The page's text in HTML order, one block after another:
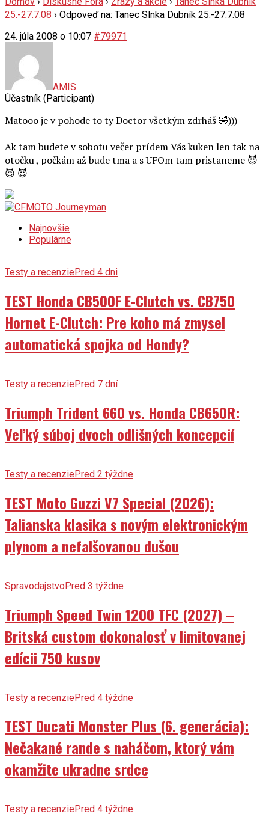
25.-27.7.08 › Odpoveď na: Tanec Slnka Dubník 25.-27.7.08
24. júla 2008 o 10:07 #79971
AMIS
Účastník (Participant)
Matooo je v pohode to ty Doctor všetkým zdrháš 🤣)))
Ak tam budete v sobotu večer prídem Vás kuken len tak na
otočku , počkám až bude tma a s UFOm tam pristaneme 😈
😈 😈
Najnovšie
Populárne
Testy a recenziePred 4 dni
TEST Honda CB500F E-Clutch vs. CB750
Hornet E-Clutch: Pre koho má zmysel
automatická spojka od Hondy?
Testy a recenziePred 7 dní
Triumph Trident 660 vs. Honda CB650R:
Veľký súboj dvoch odlišných koncepcií
Testy a recenziePred 2 týždne
TEST Moto Guzzi V7 Special (2026):
Talianska klasika s novým elektronickým
plynom a nefalšovanou dušou
SpravodajstvoPred 3 týždne
Triumph Speed Twin 1200 TFC (2027) –
Britská custom dokonalosť v limitovanej
edícii 750 kusov
Testy a recenziePred 4 týždne
TEST Ducati Monster Plus (6. generácia):
Nečakané rande s naháčom, ktorý vám
okamžite ukradne srdce
Testy a recenziePred 4 týždne